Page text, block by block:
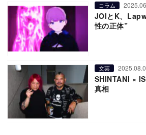
コラム
JOIとK、
性の正体”
文芸
SHINTANI ×
真相